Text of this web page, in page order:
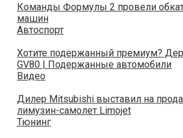
Команды Формулы 2 провели
машин
Автоспорт
Хотите подержанный премиум?
GV80 | Подержанные автомобили
Видео
Дилер Mitsubishi выставил на
лимузин-самолет Limojet
Тюнинг